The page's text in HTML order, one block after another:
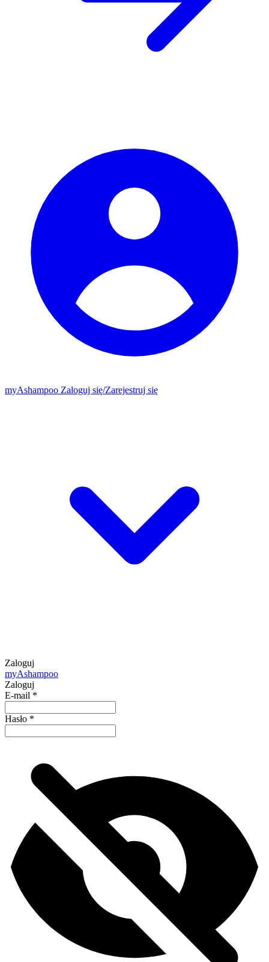
myAshampoo Zaloguj się/Zarejestruj się
Zaloguj
myAshampoo
Zaloguj
E-mail *
Hasło *